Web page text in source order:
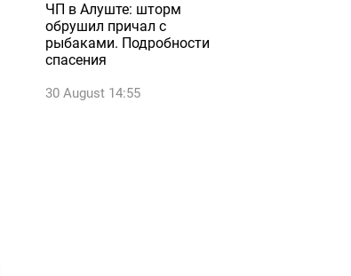
ЧП в Алуште: шторм
обрушил причал с
рыбаками. Подробности
спасения
30 August 14:55